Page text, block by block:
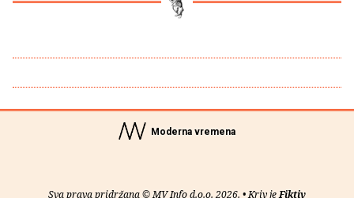
Moderna vremena
Sva prava pridržana © MV Info d.o.o. 2026. • Kriv jeFiktiv